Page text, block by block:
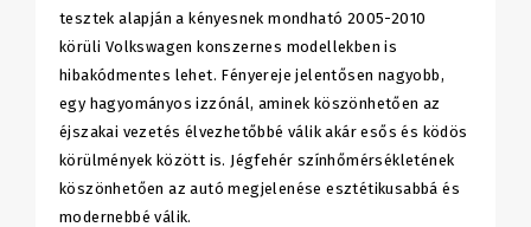
tesztek alapján a kényesnek mondható 2005-2010
körüli Volkswagen konszernes modellekben is
hibakódmentes lehet. Fényereje jelentősen nagyobb,
egy hagyományos izzónál, aminek köszönhetően az
éjszakai vezetés élvezhetőbbé válik akár esős és ködös
körülmények között is. Jégfehér színhőmérsékletének
köszönhetően az autó megjelenése esztétikusabbá és
modernebbé válik.